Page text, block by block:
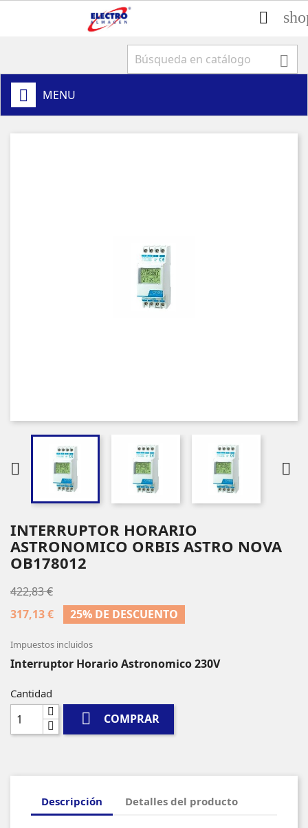


MENU
 
INTERRUPTOR HORARIO
ASTRONOMICO ORBIS ASTRO NOVA
OB178012
422,83 €
317,13 €
25% DE DESCUENTO
Impuestos incluidos
Interruptor Horario Astronomico 230V
Cantidad
 COMPRAR
Descripción Detalles del producto